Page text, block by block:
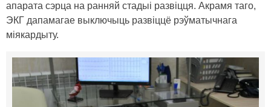
апарата сэрца на ранняй стадыі развіцця. Акрамя таго,
ЭКГ дапамагае выключыць развіццё рэўматычнага
міякардыту.